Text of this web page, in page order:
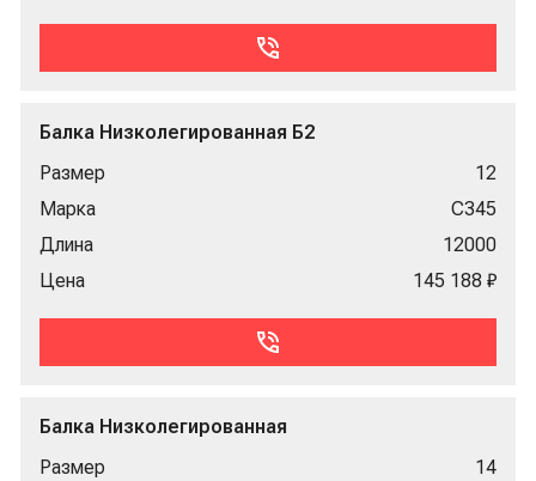
Балка Низколегированная Б2
Размер
12
Марка
С345
Длина
12000
Цена
145 188 ₽
Балка Низколегированная
Размер
14